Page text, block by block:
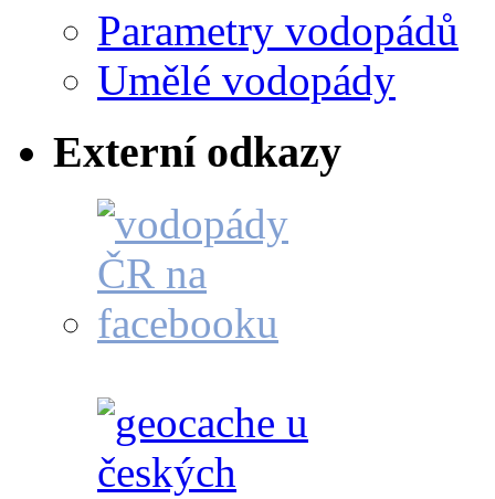
Parametry vodopádů
Umělé vodopády
Externí odkazy